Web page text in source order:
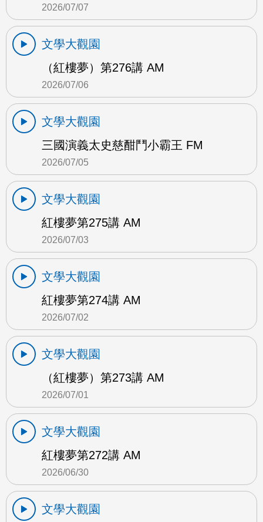
2026/07/07
文學大觀園
（紅樓夢）第276講 AM
2026/07/06
文學大觀園
三國演義太史慈酣鬥小霸王 FM
2026/07/05
文學大觀園
紅樓夢第275講 AM
2026/07/03
文學大觀園
紅樓夢第274講 AM
2026/07/02
文學大觀園
（紅樓夢）第273講 AM
2026/07/01
文學大觀園
紅樓夢第272講 AM
2026/06/30
文學大觀園